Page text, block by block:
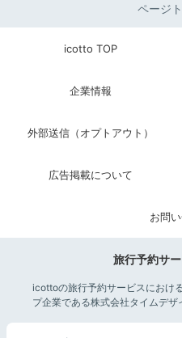
ページ
icotto TOP
企業情報
外部送信（オプトアウト）
広告掲載について
お問
旅行予約サ
icottoの旅行予約サービスにおけ
プ企業である株式会社タイムデザ